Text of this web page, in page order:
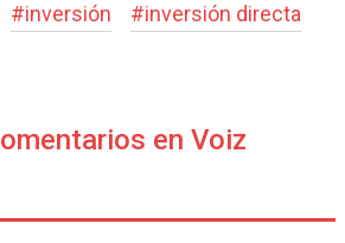
#inversión #inversión directa
en Voiz